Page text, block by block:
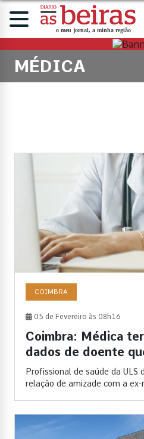
MÉDICA
COIMBRA
05 de Fevereiro às 08h16
Coimbra: Médica
dados de doente
Profissional de saúde da ULS
relação de amizade com a